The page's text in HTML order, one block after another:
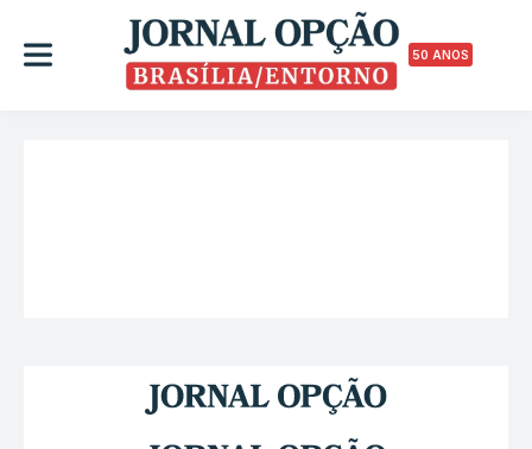
50 ANOS